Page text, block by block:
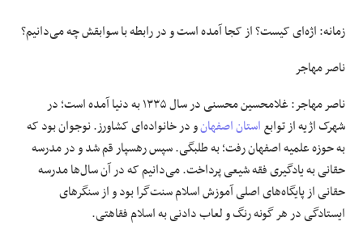
زمانه: اژه‌ای کیست؟ از کجا آمده است و در رابطه با سوابقش چه می‌دانیم؟
ناصر مهاجر
ناصر مهاجر: غلامحسین محسنی در سال ۱۳۳۵ به دنیا آمده است؛ در
شهرک اژیه از توابعاستان اصفهانو در خانواده‌ای کشاورز. نوجوان بود که
به حوزه علمیه اصفهان رفت؛ به طلبگی. سپس رهسپار قم شد و در مدرسه‌
حقانی به یادگیری فقه شیعی پرداخت. می‌دانیم که در آن سال‌ها مدرسه‌
حقانی از پایگاه‌های اصلی آموزش اسلام سنت‌گرا بود و از سنگرهای
ایستادگی در هر گونه رنگ و لعاب دادنی به اسلام فقاهتی.